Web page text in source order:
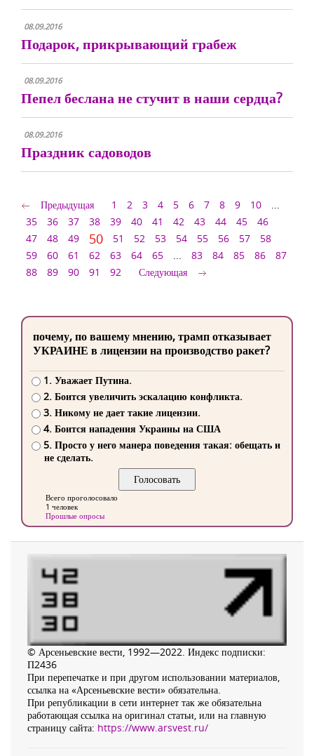
08.09.2016
Подарок, прикрывающий грабеж
08.09.2016
Пепел беслана не стучит в наши сердца?
08.09.2016
Праздник садоводов
Предыдущая 1 2 3 4 5 6 7 8 9 10
...
35
36 37 38 39 40 41 42 43 44 45
46
47
48 49 50 51 52 53 54 55 56 57
58
59
60 61 62 63 64 65 ... 83 84 85 86
87
88
89 90 91 92 Следующая
почему, по вашему мнению, трамп отказывает
УКРАИНЕ в лицензии на производство ракет?
1. Уважает Путина.
2. Боится увеличить эскалацию конфликта.
3. Никому не дает такие лицензии.
4. Боится нападения Украины на США
5. Просто у него манера поведения такая: обещать и
не сделать.
Всего проголосовало
1 человек
Прошлые опросы
© Арсеньевские вести, 1992—2022. Индекс подписки:
П2436
При перепечатке и при другом использовании материалов,
ссылка на «Арсеньевские вести» обязательна.
При републикации в сети интернет так же обязательна
работающая ссылка на оригинал статьи, или на главную
страницу сайта: https://www.arsvest.ru/